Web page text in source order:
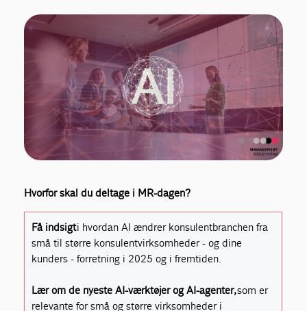
Hvorfor skal du deltage i MR-dagen?
Få indsigti hvordan AI ændrer konsulentbranchen fra
små til større konsulentvirksomheder - og dine
kunders - forretning i 2025 og i fremtiden.
Lær om de nyeste AI-værktøjer og AI-agenter,som er
relevante for små og større virksomheder i